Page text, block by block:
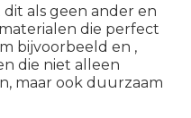
als geen ander en
die perfect
bijvoorbeeld en ,
die niet alleen
maar ook duurzaam